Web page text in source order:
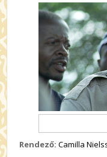
Rendező: Camilla